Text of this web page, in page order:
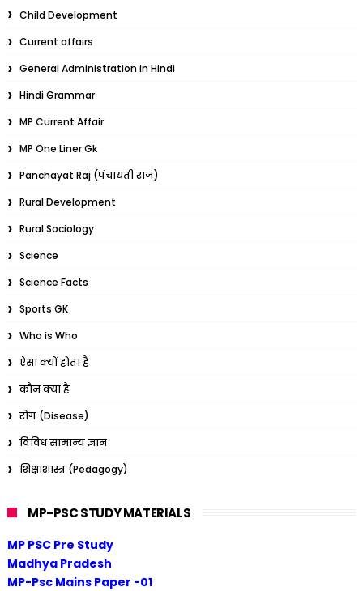
Child Development
Current affairs
General Administration in Hindi
Hindi Grammar
MP Current Affair
MP One Liner Gk
Panchayat Raj (पंचायती राज)
Rural Development
Rural Sociology
Science
Science Facts
Sports GK
Who is Who
ऐसा क्यों होता है
कौन क्या है
रोग (Disease)
विविध सामान्य ज्ञान
शिक्षाशास्त्र (Pedagogy)
MP-PSC STUDY MATERIALS
MP PSC Pre Study
Madhya Pradesh
MP-Psc Mains Paper -01